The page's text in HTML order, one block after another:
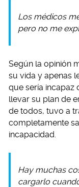
Los médicos
pero no me
Según la opinión
su vida y apenas
que sería incapaz
llevar su plan de
de todos, tuvo a
completamente
incapacidad.
Hay muchas
cargarlo